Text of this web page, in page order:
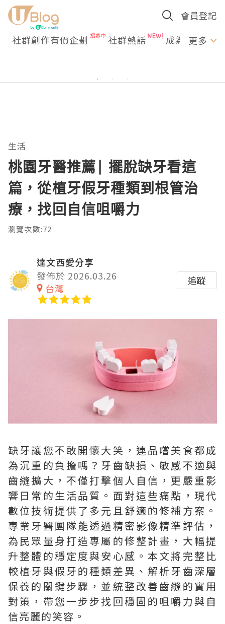
會員登記
社群創作有價企劃 社群熱話 成為U更多
生活
桃園牙醫推薦| 擺脫缺牙看這
篇，從植牙假牙種類到根管治
療，找回自信咀嚼力
瀏覽次數:72
達文西愛分享
發佈於 2026.03.26
台灣
追蹤
缺牙讓您不敢開懷大笑，連品嚐美食都成
為沉重的負擔嗎？牙齒缺損、敏感不適與
齒縫擴大，不僅打擊個人自信，更嚴重影
響日常的生活品質。面對這些痛點，現代
數位技術提供了多元且舒適的修補方案。
專業牙醫團隊能透過精密影像精準評估，
為民眾量身打造專屬的修整計畫，大幅提
升整體的穩定度與安心感。本文將完整比
較植牙與假牙的種類差異、解析牙齒深層
保養的關鍵步驟，並統整改善齒縫的實用
對策，帶您一步步找回穩固的咀嚼力與自
信亮麗的笑容。